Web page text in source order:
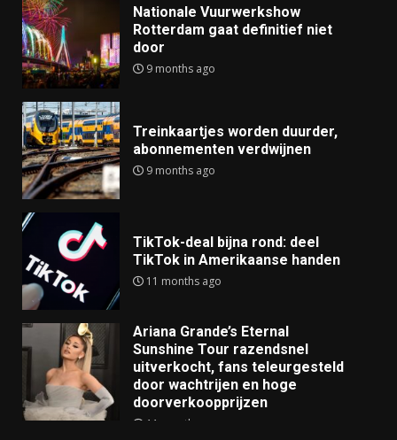
Nationale Vuurwerkshow
Rotterdam gaat definitief niet
door
9 months ago
Treinkaartjes worden duurder,
abonnementen verdwijnen
9 months ago
TikTok-deal bijna rond: deel
TikTok in Amerikaanse handen
11 months ago
Ariana Grande’s Eternal
Sunshine Tour razendsnel
uitverkocht, fans teleurgesteld
door wachtrijen en hoge
doorverkoopprijzen
11 months ago